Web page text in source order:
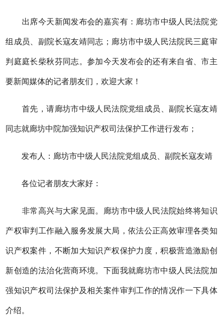
出席今天新闻发布会的嘉宾有 ：廊坊市中级人民法院党
组成员、副 院长寇友靖同志；廊坊市中级人民法院民三庭审
判庭庭长柴秋芬同志。参加今天发布会的还有来自省、市主
要新闻媒体的记者朋友们，欢迎大家！
首先，请廊坊市中级人民法院党组成员、副院长寇友靖
同志就廊坊中院加强知识产权司法保护工作进行发布 ；
发布人： 廊坊市中级人民法院党组成员、副院长寇友靖
各位记者朋友大家好：
非常高兴与大家见面。廊坊市中级人民法院始终将知识
产权审判工作融入服务发展大局，依法公正高效审理各类知
识产权案件，不断加大知识产权保护力度，积极营造激励创
新创造的法治化营商环境。下面我就廊坊市中级人民法院加
强知识产权司法保护及相关案件审判工作的情况作一下具体
介绍。